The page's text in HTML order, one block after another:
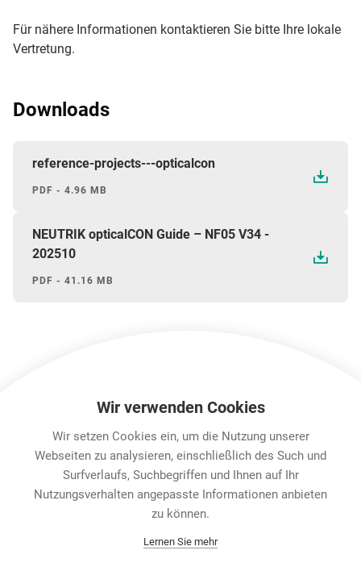
Für nähere Informationen kontaktieren Sie bitte Ihre lokale
Vertretung.
Downloads
reference-projects---opticalcon
PDF - 4.96 MB
NEUTRIK opticalCON Guide – NF05 V34 -
202510
PDF - 41.16 MB
Downloads Technische Informationen
Karriere
Datenschutz
Wir verwenden Cookies
Wir setzen Cookies ein, um die Nutzung unserer
Webseiten zu analysieren, einschließlich des Such und
Surfverlaufs, Suchbegriffen und Ihnen auf Ihr
Nutzungsverhalten angepasste Informationen anbieten
zu können.
Lernen Sie mehr